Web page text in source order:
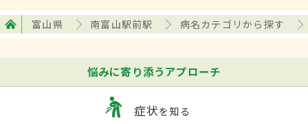
富山県 南富山駅前駅 病名カテゴリから探す
悩みに寄り添うアプローチ
症状を知る